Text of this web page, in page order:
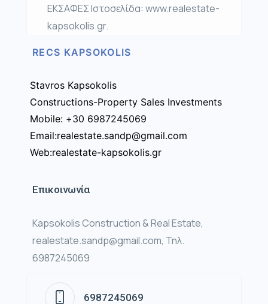
ΕΚΣΑΦΕΣ Ιστοσελίδα: www.realestate-
kapsokolis.gr.
RECS KAPSOKOLIS
Stavros Kapsokolis
Constructions-Property Sales Investments
Mobile: +30 6987245069
Email:realestate.sandp@gmail.com
Web:realestate-kapsokolis.gr
Επικοινωνία
Kapsokolis Construction & Real Estate,
realestate.sandp@gmail.com, Τηλ.
6987245069
6987245069